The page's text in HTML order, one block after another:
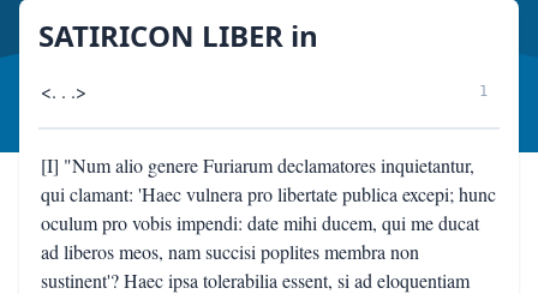
SATIRICON LIBER in
<. . .> 1
[I] "Num alio genere Furiarum declamatores inquietantur,
qui clamant: 'Haec vulnera pro libertate publica excepi; hunc
oculum pro vobis impendi: date mihi ducem, qui me ducat
ad liberos meos, nam succisi poplites membra non
sustinent'? Haec ipsa tolerabilia essent, si ad eloquentiam